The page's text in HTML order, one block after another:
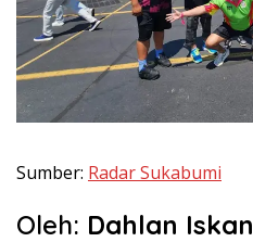
Sumber: Radar Sukabumi
Oleh: Dahlan Iskan